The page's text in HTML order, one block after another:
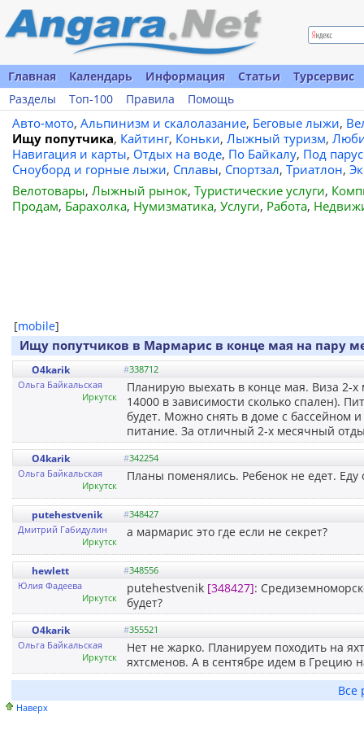
Главная Календарь Информация Статьи
Турсервис
Разделы
Топ-100 Правила Помощь
Авто-мото, Альпинизм и скалолазание, Беговые лыжи,
Ищу попутчика, Кайтинг, Коньки, Лыжный туризм,
Навигация и карты, Отдых на воде, По Байкалу, Под
Сноуборд и горные лыжи, Сплавы, Спортзал, Триатлон,
Велотовары, Лыжный рынок, Туристические услуги,
Продам, Барахолка, Нумизматика, Услуги, Работа,
[mobile]
Ищу попутчиков в Мармарис в конце мая на пару
O4karik #338712
Ольга Байкальская
Иркутск
Планирую выехать в конце мая. Виза 2-х
14000 в зависимости сколько спален).
будет. Можно снять в доме с бассейном
питание. За отличный 2-х месячный
O4karik #342254
Ольга Байкальская
Иркутск
Планы поменялись. Ребенок не едет. Еду
putehestvenik #348427
Дмитрий Габидулин
Иркутск
а мармарис это где если не секрет?
hewlett #348556
Юлия Фадеева
Иркутск
putehestvenik [348427]:
будет?
O4karik #355521
Ольга Байкальская
Иркутск
Нет не жарко. Планируем походить на
яхтсменов. А в сентябре идем в Грецию
Все
Наверх